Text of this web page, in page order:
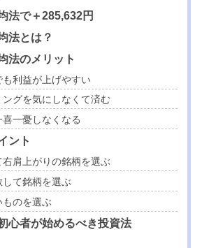
法で＋285,632円
法とは？
法のメリット
利益が上げやすい
グを気にしなくて済む
一憂しなくなる
ント
肩上がりの銘柄を選ぶ
て銘柄を選ぶ
のを選ぶ
心者が始めるべき投資法